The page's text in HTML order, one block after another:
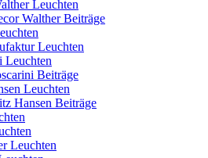
Leuchten
Walther Beiträge
Leuchten
Leuchten
Beiträge
Leuchten
Hansen Beiträge
Leuchten